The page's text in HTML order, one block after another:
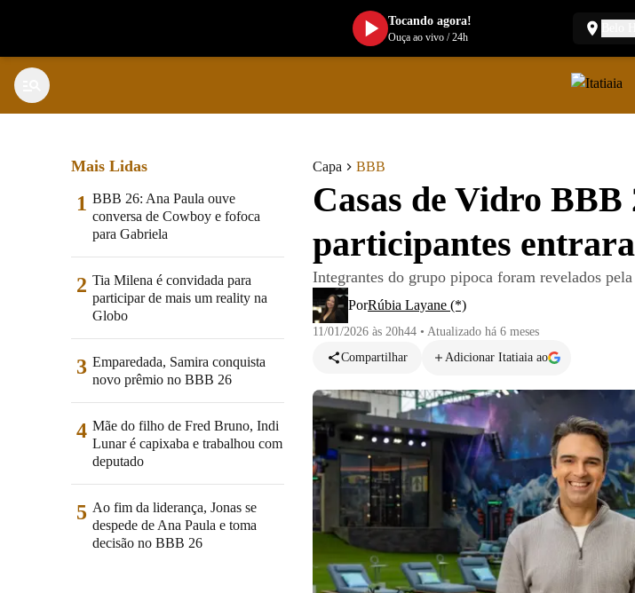
Capa BBB
Casas de Vidro BBB
participantes
Integrantes do grupo pipoca foram revelados
PorRúbia Layane (*)
11/01/2026 às 20h44 • Atualizado há 6 meses
Compartilhar
Adicionar Itatiaia ao
Mais Lidas
1 BBB 26: Ana Paula ouve
conversa de Cowboy e fofoca
para Gabriela
2 Tia Milena é convidada para
participar de mais um reality na
Globo
3 Emparedada, Samira conquista
novo prêmio no BBB 26
4 Mãe do filho de Fred Bruno, Indi
Lunar é capixaba e trabalhou com
deputado
5 Ao fim da liderança, Jonas se
despede de Ana Paula e toma
decisão no BBB 26
Tocando agora!
Ouça ao vivo/24h